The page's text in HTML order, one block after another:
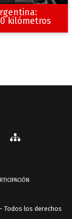
kilómetros
Todos los derechos